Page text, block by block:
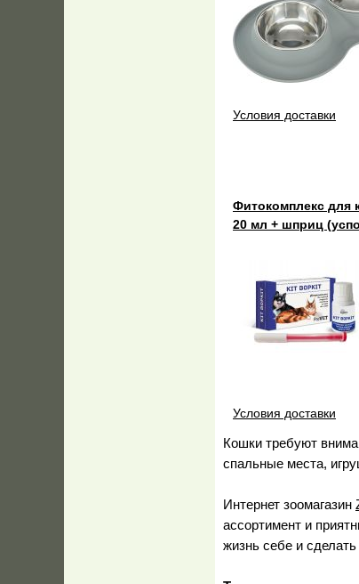
Условия доставки
Фитокомплекс для
20 мл + шприц
Условия доставки
Кошки требуют
спальные места,
Интернет зоомагазин
ассортимент и
жизнь себе и